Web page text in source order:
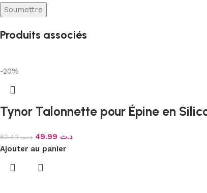
Produits associés
-20%
Tynor Talonnette pour Épine en
د.ت62.49 د.ت
Ajouter au panier